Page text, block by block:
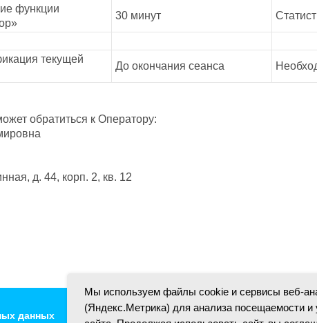
функции
30 минут
текущей
До окончания сеанса
обратиться к Оператору:
д. 44, корп. 2, кв. 12
данных Согласие на обработку Соглашение об
Мы используем файлы cookie и сервисы веб-
(Яндекс.Метрика) для анализа посещаемости